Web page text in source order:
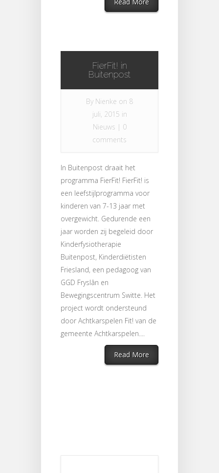
FierFit! in
Buitenpost
By Nienke on 8
juli, 2015 in
Nieuws | 0
comments
In Buitenpost draait het
programma FierFit! FierFit! is
een leefstijlprogramma voor
kinderen van 7-13 jaar met
overgewicht. Gedurende een
jaar worden zij begeleid door
Kinderfysiotherapie
Buitenpost, Kinderdiëtisten
Friesland, een pedagoog van
GGD Fryslân en
Bewegingscentrum Switte. Het
project wordt ondersteund
door Achtkarspelen Fit! van de
gemeente Achtkarspelen....
Read More